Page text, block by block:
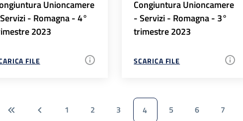
Unioncamere
- Romagna - 4°
2023
FILE
Congiuntura Unioncamere
- Servizi - Romagna - 3°
trimestre 2023
SCARICA FILE
1 2 3 4 5 6 7